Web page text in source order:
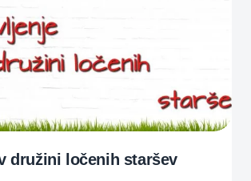
družini ločenih staršev